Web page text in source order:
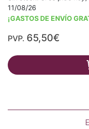
11/08/26
¡GASTOS DE ENVÍO
PVP. 65,50€